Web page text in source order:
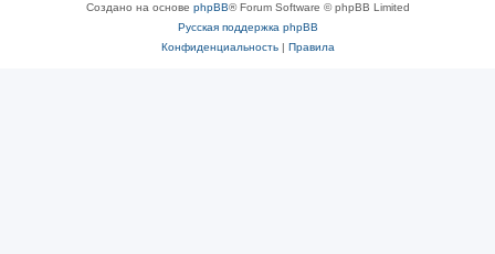
Создано на основе phpBB® Forum Software © phpBB Limited
Русская поддержка phpBB
Конфиденциальность| Правила